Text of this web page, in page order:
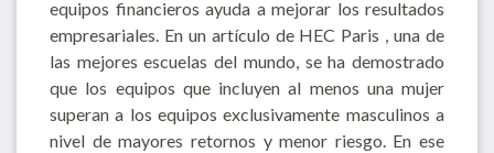
equipos financieros ayuda a mejorar los resultados
empresariales. En un artículo de HEC Paris , una de
las mejores escuelas del mundo, se ha demostrado
que los equipos que incluyen al menos una mujer
superan a los equipos exclusivamente masculinos a
nivel de mayores retornos y menor riesgo. En ese